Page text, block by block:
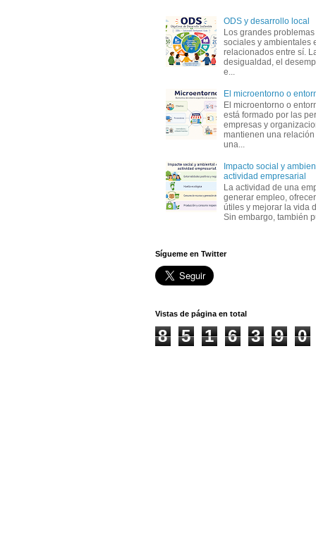
ODS y desarrollo local
Los grandes
sociales y ambientales
relacionados entre sí.
desigualdad, el
e...
El microentorno o
El microentorno o
está formado por las
empresas y
mantienen una
una...
Impacto social y
actividad empresarial
La actividad de una
generar empleo,
útiles y mejorar la vida
Sin embargo, también
Sígueme en Twitter
Vistas de página en total
8 5 1 6 3 9 0